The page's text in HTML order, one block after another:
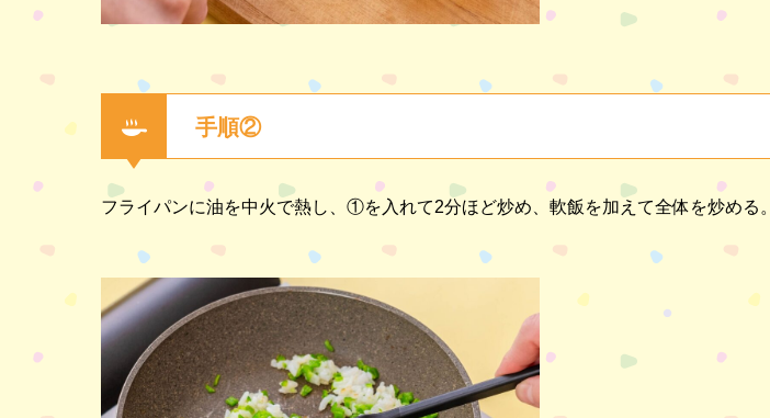
手順②
フライパンに油を中火で熱し、①を入れて2分ほど炒め、軟飯を加えて全体を炒める。